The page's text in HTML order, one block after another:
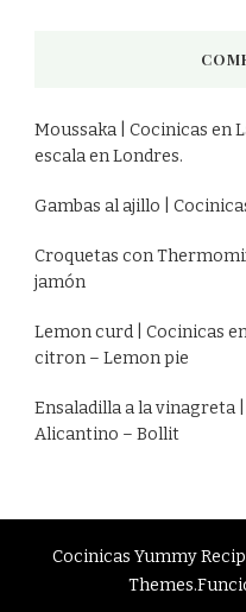
Moussaka | Cocinicas en
escala en Londres.
Gambas al ajillo |
Croquetas con
jamón
Lemon curd | Cocinicas
citron – Lemon pie
Ensaladilla a la vinagreta
Alicantino – Bollit
Cocinicas Yummy
Themes